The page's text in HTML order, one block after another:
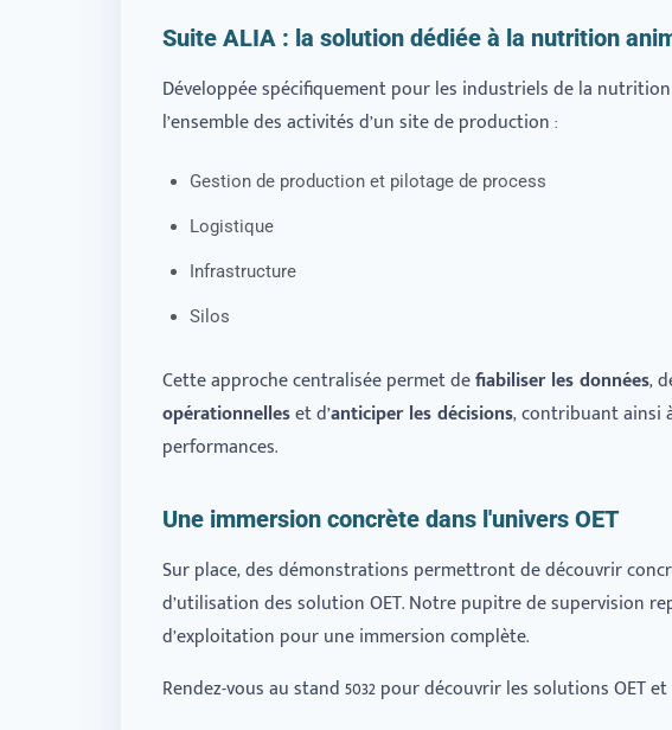
Suite ALIA : la solution dédiée à la nutrition
Développée spécifiquement pour les industriels de la
l’ensemble des activités d’un site de production :
Gestion de production et pilotage de process
Logistique
Infrastructure
Silos
Cette approche centralisée permet defiabiliser les données,
opérationnelleset d’anticiper les décisions, contribuant ainsi
performances.
Une immersion concrète dans l'univers OET
Sur place, des démonstrations permettront de découvrir
d’utilisation des solution OET. Notre pupitre de supervision
d’exploitation pour une immersion complète.
Rendez-vous au stand 5032 pour découvrir les solutions OET